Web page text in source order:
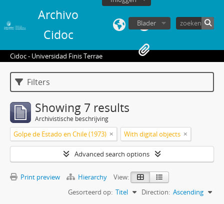
Archivo
Cidoc
Blader
Cidoc - Universidad Finis Terrae
Filters
Showing 7 results
Archivistische beschrijving
Golpe de Estado en Chile (1973) With digital objects
Advanced search options
Print preview Hierarchy
View:
Gesorteerd op: Titel Direction: Ascending